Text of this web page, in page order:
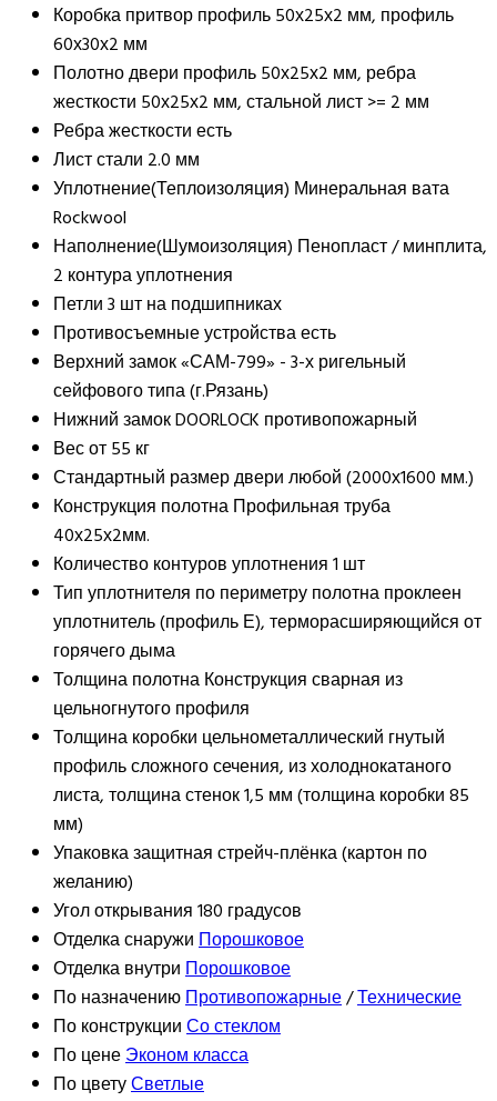
Коробкапритвор профиль 50х25х2 мм, профиль
60х30х2 мм
Полотно двери профиль 50х25х2 мм, ребра
жесткости 50х25х2 мм, стальной лист >= 2 мм
Ребра жесткостиесть
Лист стали 2.0 мм
Уплотнение(Теплоизоляция) Минеральная вата
Rockwool
Наполнение(Шумоизоляция) Пенопласт / минплита,
2 контура уплотнения
Петли3 шт на подшипниках
Противосъемные устройстваесть
Верхний замок«САМ-799» - 3-х ригельный
сейфового типа (г.Рязань)
Нижний замокDOORLOCK противопожарный
Весот 55 кг
Стандартный размер дверилюбой (2000х1600 мм.)
Конструкция полотнаПрофильная труба
40х25х2мм.
Количество контуров уплотнения1 шт
Тип уплотнителя по периметру полотна проклеен
уплотнитель (профиль Е), терморасширяющийся от
горячего дыма
Толщина полотнаКонструкция сварная из
цельногнутого профиля
Толщина коробки цельнометаллический гнутый
профиль сложного сечения, из холоднокатаного
листа, толщина стенок 1,5 мм (толщина коробки 85
мм)
Упаковказащитная стрейч-плёнка (картон по
желанию)
Угол открывания180 градусов
Отделка снаружиПорошковое
Отделка внутриПорошковое
По назначениюПротивопожарные/Технические
По конструкцииСо стеклом
По ценеЭконом класса
По цветуСветлые